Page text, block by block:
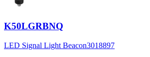
K50LGRBNQ
LED Signal Light Beacon3018897